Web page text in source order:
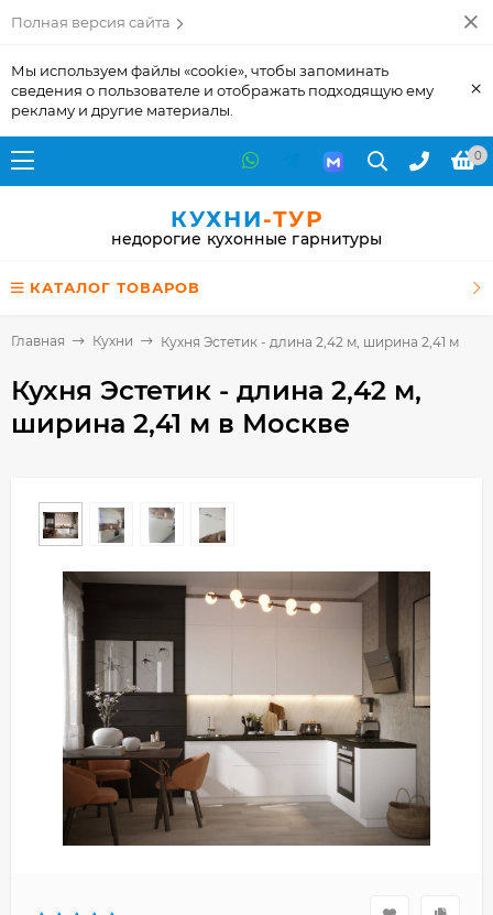
Полная версия сайта
Мы используем файлы «cookie», чтобы запоминать
сведения о пользователе и отображать подходящую ему
рекламу и другие материалы.
×
0
КУХНИ-ТУР
недорогие кухонные гарнитуры
КАТАЛОГ ТОВАРОВ
Главная Кухни Кухня Эстетик - длина 2,42 м, ширина 2,41 м
Кухня Эстетик - длина 2,42 м,
ширина 2,41 м в Москве